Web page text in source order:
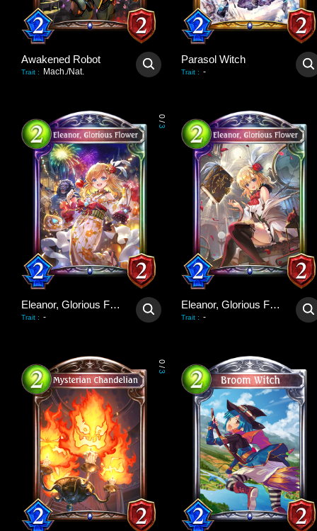
Awakened Robot
Trait : Mach./Nat.
Parasol Witch
Trait : -
0
/
3
Eleanor, Glorious Flower
Trait : -
Eleanor, Glorious Flower
Trait : -
0
/
3